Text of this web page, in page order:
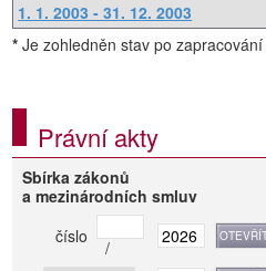
1. 1. 2003 - 31. 12. 2003
* Je zohledněn stav po zapracování
Právní akty
Sbírka zákonů
a mezinárodních smluv
číslo
/